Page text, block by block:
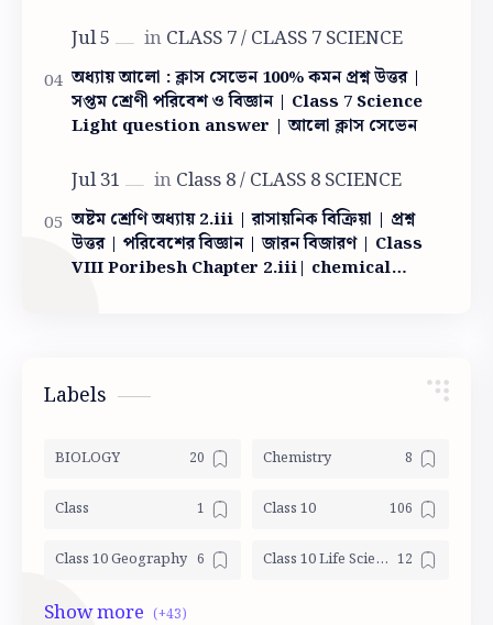
অধ্যায় আলো : ক্লাস সেভেন 100% কমন প্রশ্ন উত্তর |
সপ্তম শ্রেণী পরিবেশ ও বিজ্ঞান | Class 7 Science
Light question answer | আলো ক্লাস সেভেন
অষ্টম শ্রেণি অধ্যায় 2.iii | রাসায়নিক বিক্রিয়া | প্রশ্ন
উত্তর | পরিবেশের বিজ্ঞান | জারন বিজারণ | Class
VIII Poribesh Chapter 2.iii| chemical
Labels
BIOLOGY Chemistry
Class Class 10
Class 10 Geography Class 10 Life Science Mocktest
Class 10 LSc